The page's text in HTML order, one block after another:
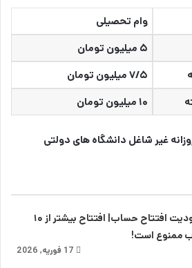
وام تحصیلی
۵ میلیون تومان
۷/۵ میلیون تومان
۱۰ میلیون تومان
غیر شاغل دانشگاه های دولتی
محدودیت افتتاح حساب| افتتاح بیشتر از ۱۰
ممنوع است!
17 فوریه, 2026